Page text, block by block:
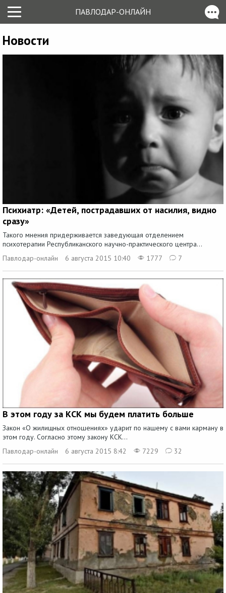
ПАВЛОДАР-ОНЛАЙН
Новости
Психиатр: «Детей, пострадавших от насилия, видно
сразу»
Такого мнения придерживается заведующая отделением
психотерапии Республиканского научно-практического центра...
Павлодар-онлайн
6 августа 2015 10:40 1777 7
В этом году за КСК мы будем платить больше
Закон «О жилищных отношениях» ударит по нашему с вами карману в
этом году. Согласно этому закону КСК...
Павлодар-онлайн
6 августа 2015 8:42 7229 32